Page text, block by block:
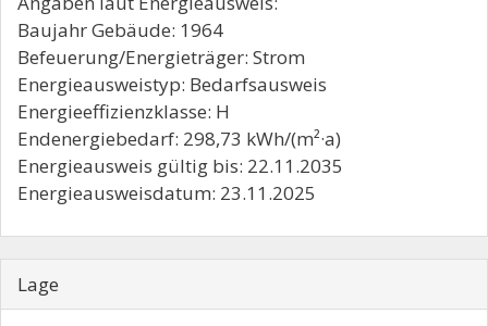
Baujahr Gebäude: 1964
Befeuerung/Energieträger: Strom
Energieausweistyp: Bedarfsausweis
Energieeffizienzklasse: H
Endenergiebedarf: 298,73 kWh/(m²·a)
Energieausweis gültig bis: 22.11.2035
Energieausweisdatum: 23.11.2025
Lage